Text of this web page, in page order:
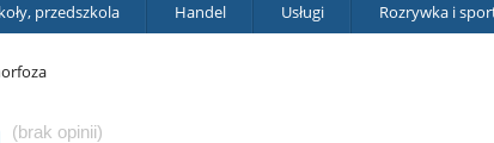
przedszkola Handel Usługi Rozrywka i
(brak opinii)